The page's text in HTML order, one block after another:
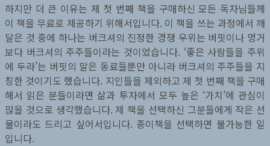
하지만 더 큰 이유는 제 첫 번째 책을 구매하신 모든 독자님들께
이 책을 무료로 제공하기 위해서입니다. 이 책을 쓰는 과정에서 깨
달은 것 중에 하나는 버크셔의 진정한 경쟁 우위는 버핏이나 멍거
보다 버크셔의 주주들이라는 것이었습니다. ‘좋은 사람들을 주위
에 두라’는 버핏의 말은 동료들뿐만 아니라 버크셔의 주주들을 지
칭한 것이기도 했습니다. 지인들을 제외하고 제 첫 번째 책을 구매
해서 읽은 분들이라면 삶과 투자에서 모두 높은 ‘가치’에 관심이
많을 것으로 생각했습니다. 제 책을 선택하신 그분들에게 작은 선
물이라도 드리고 싶어서입니다. 종이책을 선택하면 불가능한 일
입니다.